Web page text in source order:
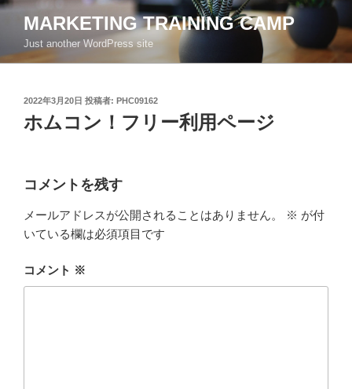
コ
ン
MARKETING TRAINING CAMP
Just another WordPress site
投
日:
2022年3月20日 投稿者: PHC09162
ホムコン！フリー利用ページ
コメントを残す
メールアドレスが公開されることはありません。 ※ が付
いている欄は必須項目です
コメント ※